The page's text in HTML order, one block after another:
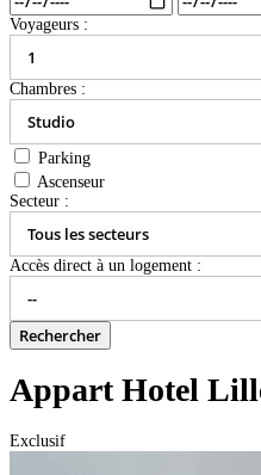
Voyageurs :
Chambres :
Parking
Ascenseur
Secteur :
Accès direct à un logement :
Appart Hotel
Exclusif